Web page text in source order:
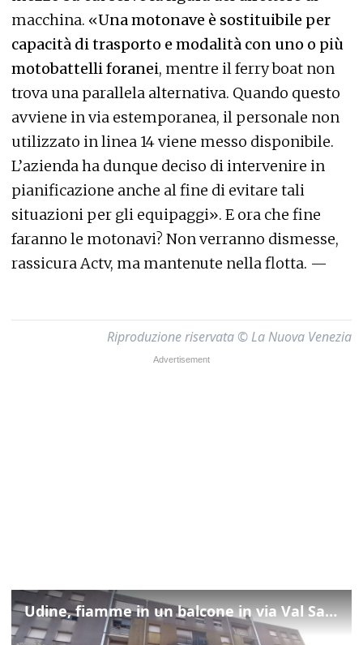
macchina. «Una motonave è sostituibile per
capacità di trasporto e modalità con uno o più
motobattelli foranei, mentre il ferry boat non
trova una parallela alternativa. Quando questo
avviene in via estemporanea, il personale non
utilizzato in linea 14 viene messo disponibile.
L’azienda ha dunque deciso di intervenire in
pianificazione anche al fine di evitare tali
situazioni per gli equipaggi». E ora che fine
faranno le motonavi? Non verranno dismesse,
rassicura Actv, ma mantenute nella flotta. —
Riproduzione riservata © La Nuova Venezia
Udine, fiamme in un balcone in via Val Saisera: intervengono i pompieri